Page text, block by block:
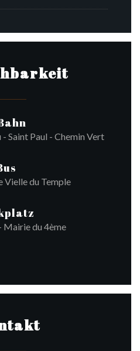
Saint Paul - Chemin Vert
Vielle du Temple
Mairie du 4ème